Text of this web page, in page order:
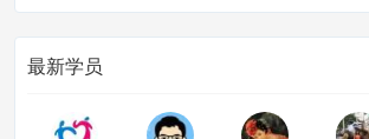
最新学员